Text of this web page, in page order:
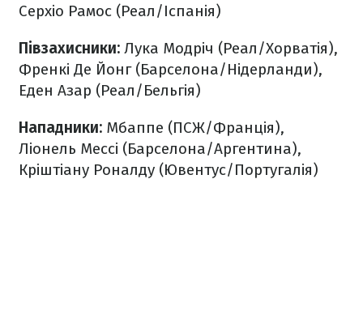
Серхіо Рамос (Реал/Іспанія)
Півзахисники: Лука Модріч (Реал/Хорватія),
Френкі Де Йонг (Барселона/Нідерланди),
Еден Азар (Реал/Бельгія)
Нападники: Мбаппе (ПСЖ/Франція),
Ліонель Мессі (Барселона/Аргентина),
Кріштіану Роналду (Ювентус/Португалія)